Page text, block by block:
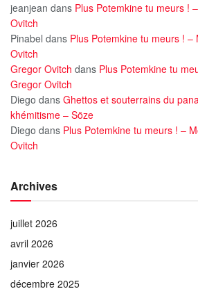
jeanjean dans Plus Potemkine tu meurs !
Ovitch
Pinabel dans Plus Potemkine tu meurs !
Ovitch
Gregor Ovitch dans Plus Potemkine tu
Gregor Ovitch
Diego dans Ghettos et souterrains du
khémitisme – Söze
Diego dans Plus Potemkine tu meurs ! –
Ovitch
Archives
juillet 2026
avril 2026
janvier 2026
décembre 2025